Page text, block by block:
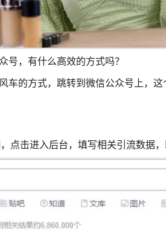
号，有什么高效的方式吗？
车的方式，跳转到微信公众号上，
点击进入后台，填写相关引流数据